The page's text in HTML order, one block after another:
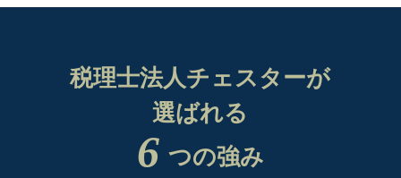
税理士法人チェスターが
選ばれる
6 つの強み